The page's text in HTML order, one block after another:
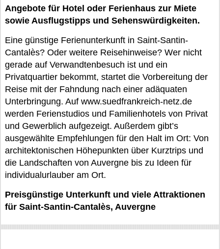
Angebote für Hotel oder Ferienhaus zur Miete
sowie Ausflugstipps und Sehenswürdigkeiten.
Eine günstige Ferienunterkunft in Saint-Santin-
Cantalès? Oder weitere Reisehinweise? Wer nicht
gerade auf Verwandtenbesuch ist und ein
Privatquartier bekommt, startet die Vorbereitung der
Reise mit der Fahndung nach einer adäquaten
Unterbringung. Auf www.suedfrankreich-netz.de
werden Ferienstudios und Familienhotels von Privat
und Gewerblich aufgezeigt. Außerdem gibt’s
ausgewählte Empfehlungen für den Halt im Ort: Von
architektonischen Höhepunkten über Kurztrips und
die Landschaften von Auvergne bis zu Ideen für
individualurlauber am Ort.
Preisgünstige Unterkunft und viele Attraktionen
für Saint-Santin-Cantalès, Auvergne